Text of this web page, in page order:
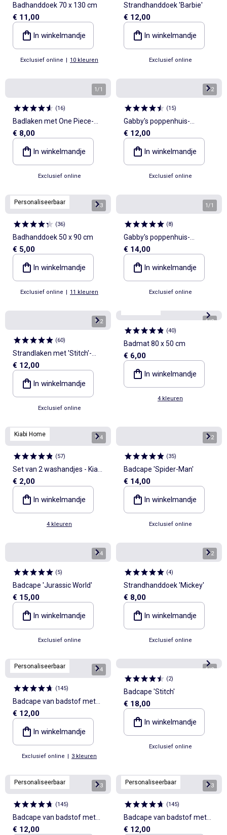
Badhanddoek 70 x 130 cm
€ 11,00
In winkelmandje
Exclusief online | 10 kleuren
Strandhanddoek 'Barbie'
€ 12,00
In winkelmandje
Exclusief online
1 /1
(16)
Badlaken met One Piece-
print
€ 8,00
In winkelmandje
Exclusief online
1/2
(15)
Gabby's poppenhuis-
strandlaken
€ 12,00
In winkelmandje
Exclusief online
Personaliseerbaar 1/3
(36)
Badhanddoek 50 x 90 cm
€ 5,00
In winkelmandje
Exclusief online | 11 kleuren
1 /1
(8)
Gabby's poppenhuis-
badcape
€ 14,00
In winkelmandje
Exclusief online
1/2
(60)
Strandlaken met 'Stitch'-
print
€ 12,00
In winkelmandje
Exclusief online
1/2
(40)
Badmat 80 x 50 cm
€ 6,00
In winkelmandje
4 kleuren
Kiabi Home 1/4
(57)
Set van 2 washandjes - Kiabi
Home
€ 2,00
In winkelmandje
4 kleuren
1/2
(35)
Badcape 'Spider-Man'
€ 14,00
In winkelmandje
Exclusief online
1/4
(5)
Badcape 'Jurassic World'
€ 15,00
In winkelmandje
Exclusief online
1/2
(4)
Strandhanddoek 'Mickey'
€ 8,00
In winkelmandje
Exclusief online
Personaliseerbaar 1/4
(145)
Badcape van badstof met
dierenoortjes
€ 12,00
In winkelmandje
Exclusief online | 3 kleuren
1/2
(2)
Badcape 'Stitch'
€ 18,00
In winkelmandje
Exclusief online
Personaliseerbaar 1/3
(145)
Badcape van badstof met
dierenoortjes
€ 12,00
Personaliseerbaar 1/3
(145)
Badcape van badstof met
dierenoortjes
€ 12,00